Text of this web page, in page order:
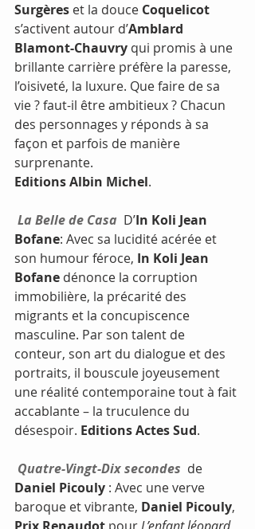
Surgères et la douce Coquelicot
s’activent autour d’Amblard
Blamont-Chauvry qui promis à une
brillante carrière préfère la paresse,
l’oisiveté, la luxure. Que faire de sa
vie ? faut-il être ambitieux ? Chacun
des personnages y réponds à sa
façon et parfois de manière
surprenante.
Editions Albin Michel.
La Belle de Casa
  D’
In Koli Jean
Bofane: Avec sa lucidité acérée et
son humour féroce, In Koli Jean
Bofane dénonce la corruption
immobilière, la précarité des
migrants et la concupiscence
masculine. Par son talent de
conteur, son art du dialogue et des
portraits, il bouscule joyeusement
une réalité contemporaine tout à fait
accablante – la truculence du
désespoir. Editions Actes Sud.
Quatre-Vingt-Dix secondes
  de
Daniel Picouly : Avec une verve
baroque et vibrante, Daniel Picouly,